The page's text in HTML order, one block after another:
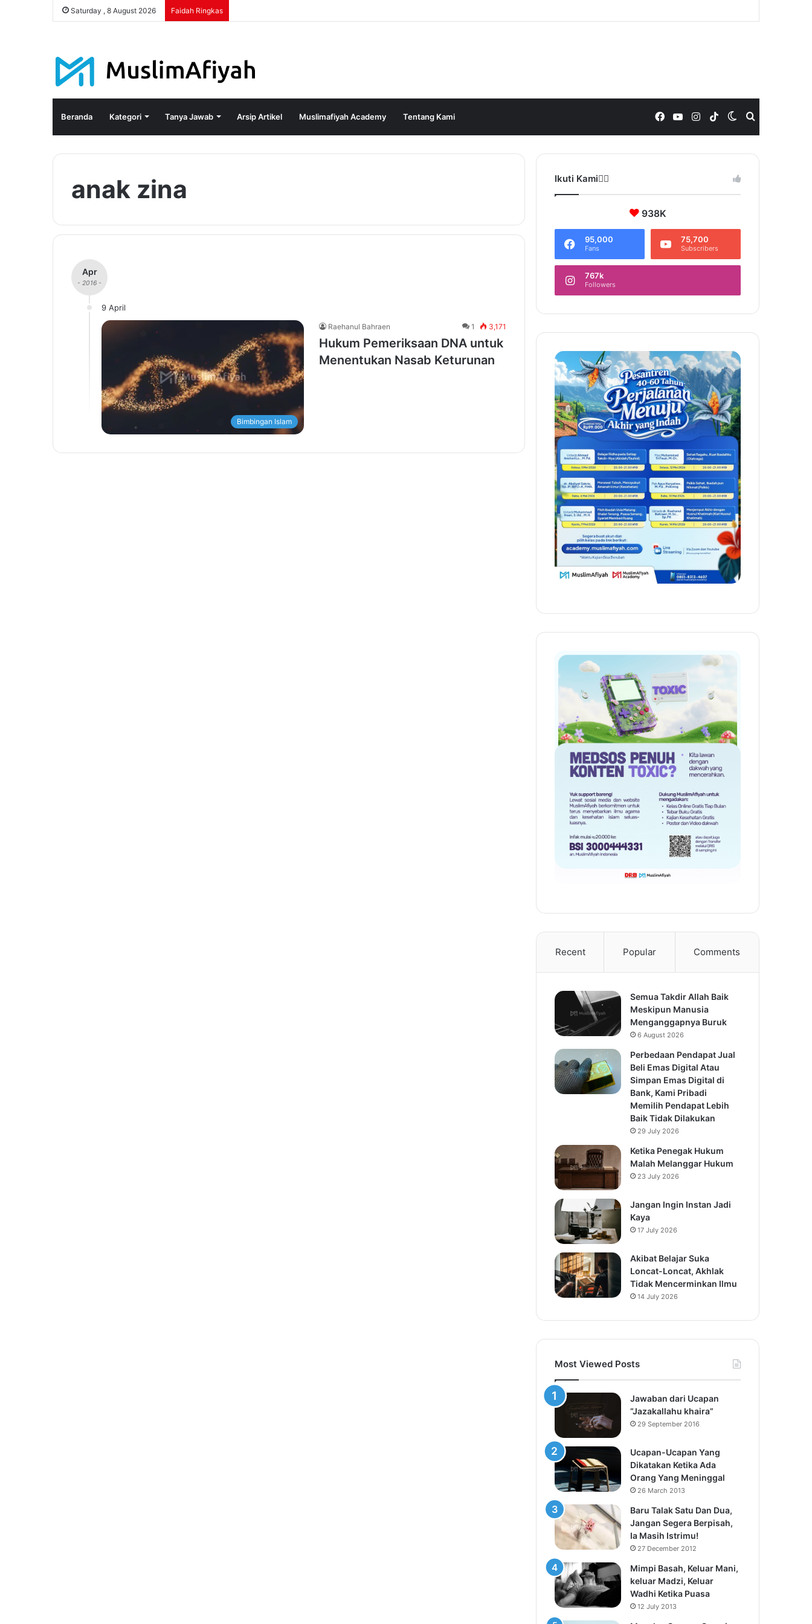
Saturday , 8 August 2026 Faidah Ringkas
Beranda Kategori Tanya Jawab Arsip Artikel Muslimafiyah Academy Tentang Kami Switch
skin
TikTok
Instagram
YouTube
Facebook
anak zina
Apr
- 2016 -
9 April
Bimbingan Islam
Raehanul Bahraen 1 3,171
Hukum Pemeriksaan DNA untuk
Menentukan Nasab Keturunan
Ikuti Kami❤️‍🔥
938K
95,000
Fans
75,700
Subscribers
767k
Followers
Recent Popular Comments
Semua Takdir Allah Baik
Meskipun Manusia
Menganggapnya Buruk
6 August 2026
Perbedaan Pendapat Jual
Beli Emas Digital Atau
Simpan Emas Digital di
Bank, Kami Pribadi
Memilih Pendapat Lebih
Baik Tidak Dilakukan
29 July 2026
Ketika Penegak Hukum
Malah Melanggar Hukum
23 July 2026
Jangan Ingin Instan Jadi
Kaya
17 July 2026
Akibat Belajar Suka
Loncat-Loncat, Akhlak
Tidak Mencerminkan Ilmu
14 July 2026
Most Viewed Posts
Jawaban dari Ucapan
“Jazakallahu khaira”
29 September 2016
Ucapan-Ucapan Yang
Dikatakan Ketika Ada
Orang Yang Meninggal
26 March 2013
Baru Talak Satu Dan Dua,
Jangan Segera Berpisah,
Ia Masih Istrimu!
27 December 2012
Mimpi Basah, Keluar Mani,
keluar Madzi, Keluar
Wadhi Ketika Puasa
12 July 2013